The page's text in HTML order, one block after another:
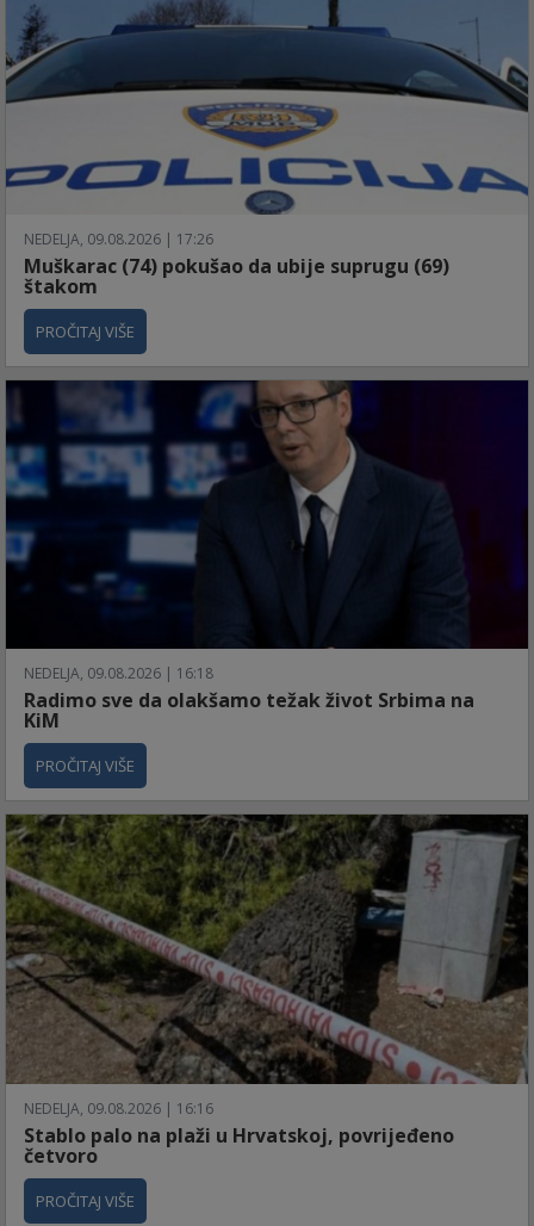
NEDELJA, 09.08.2026 | 17:26
Muškarac (74) pokušao da ubije suprugu (69)
štakom
PROČITAJ VIŠE
NEDELJA, 09.08.2026 | 16:18
Radimo sve da olakšamo težak život Srbima na
KiM
PROČITAJ VIŠE
NEDELJA, 09.08.2026 | 16:16
Stablo palo na plaži u Hrvatskoj, povrijeđeno
četvoro
PROČITAJ VIŠE